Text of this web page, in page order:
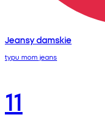
Jeansy damskie
typu mom jeans
11